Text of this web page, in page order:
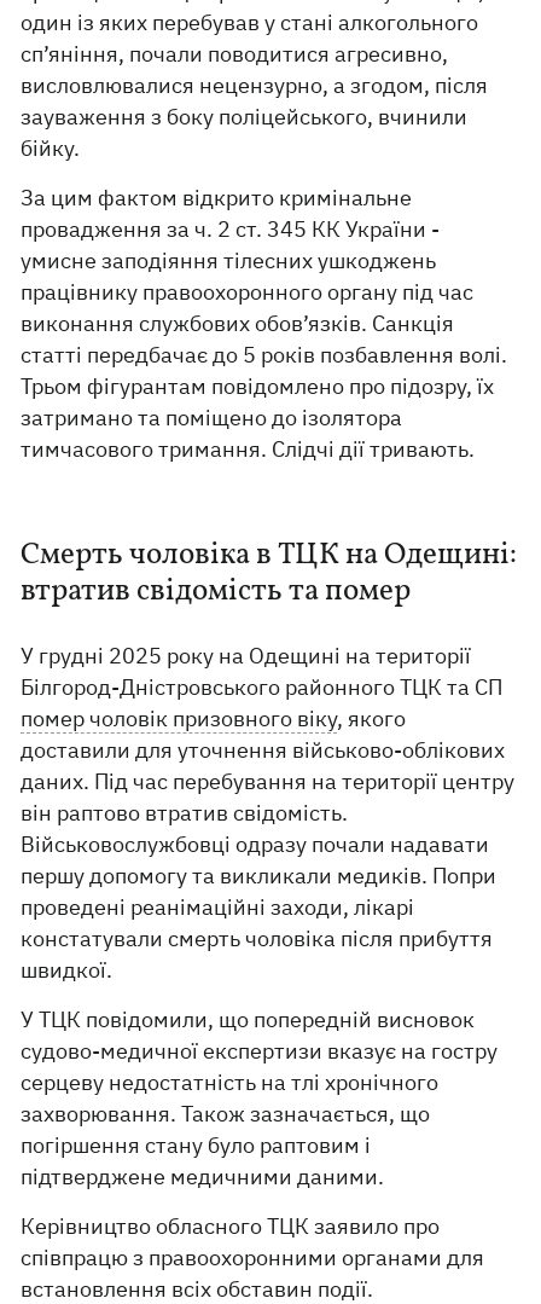
один із яких перебував у стані алкогольного
сп’яніння, почали поводитися агресивно,
висловлювалися нецензурно, а згодом, після
зауваження з боку поліцейського, вчинили
бійку.
За цим фактом відкрито кримінальне
провадження за ч. 2 ст. 345 КК України -
умисне заподіяння тілесних ушкоджень
працівнику правоохоронного органу під час
виконання службових обов’язків. Санкція
статті передбачає до 5 років позбавлення волі.
Трьом фігурантам повідомлено про підозру, їх
затримано та поміщено до ізолятора
тимчасового тримання. Слідчі дії тривають.
Смерть чоловіка в ТЦК на Одещині:
втратив свідомість та помер
У грудні 2025 року на Одещині на території
Білгород-Дністровського районного ТЦК та СП
помер чоловік призовного віку, якого
доставили для уточнення військово-облікових
даних. Під час перебування на території центру
він раптово втратив свідомість.
Військовослужбовці одразу почали надавати
першу допомогу та викликали медиків. Попри
проведені реанімаційні заходи, лікарі
констатували смерть чоловіка після прибуття
швидкої.
У ТЦК повідомили, що попередній висновок
судово-медичної експертизи вказує на гостру
серцеву недостатність на тлі хронічного
захворювання. Також зазначається, що
погіршення стану було раптовим і
підтверджене медичними даними.
Керівництво обласного ТЦК заявило про
співпрацю з правоохоронними органами для
встановлення всіх обставин події.